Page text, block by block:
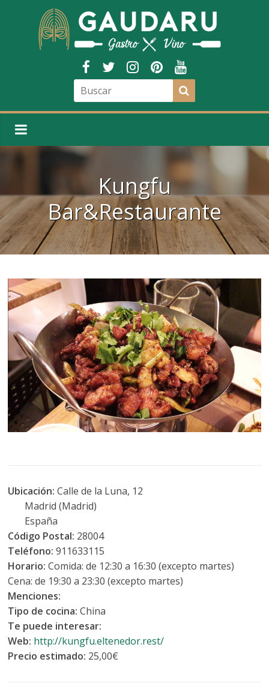
Kungfu
Bar&Restaurante
Ubicación:Calle de la Luna, 12
Madrid (Madrid)
España
Código Postal: 28004
Teléfono:911633115
Horario:Comida: de 12:30 a 16:30 (excepto martes)
Cena: de 19:30 a 23:30 (excepto martes)
Menciones:
Tipo de cocina:China
Te puede interesar:
Web: http://kungfu.eltenedor.rest/
Precio estimado: 25,00€